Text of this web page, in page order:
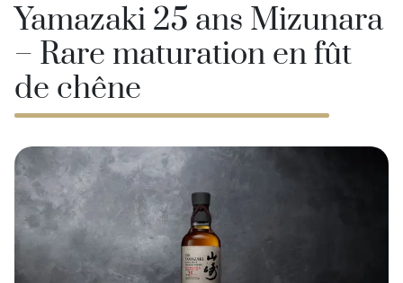
Yamazaki 25 ans Mizunara
– Rare maturation en fût
de chêne